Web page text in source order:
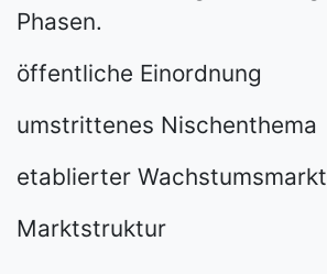
Phasen.
öffentliche Einordnung
umstrittenes Nischenthema
etablierter Wachstumsmarkt
Marktstruktur